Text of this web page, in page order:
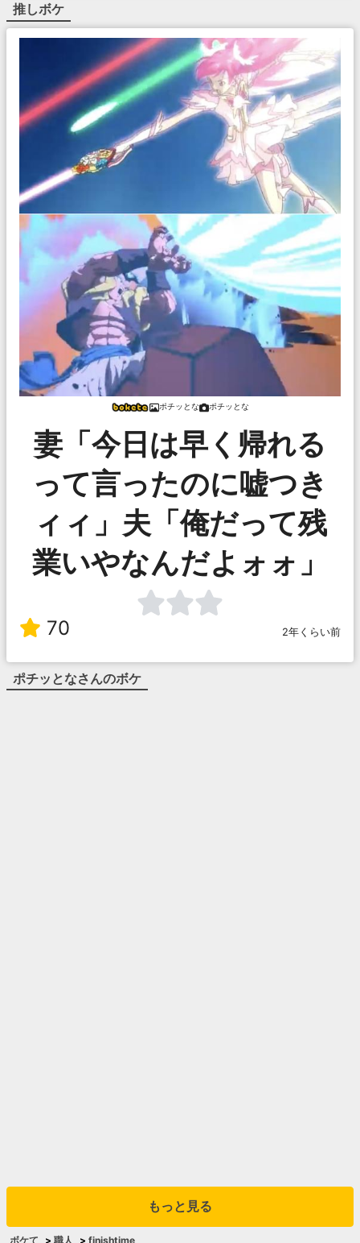
推しボケ
ポチッとな ポチッとな
妻「今日は早く帰れる
って言ったのに嘘つき
ィィ」夫「俺だって残
業いやなんだよォォ」
70 2年くらい前
ポチッとなさんのボケ
もっと見る
ボケて > 職人 > finishtime